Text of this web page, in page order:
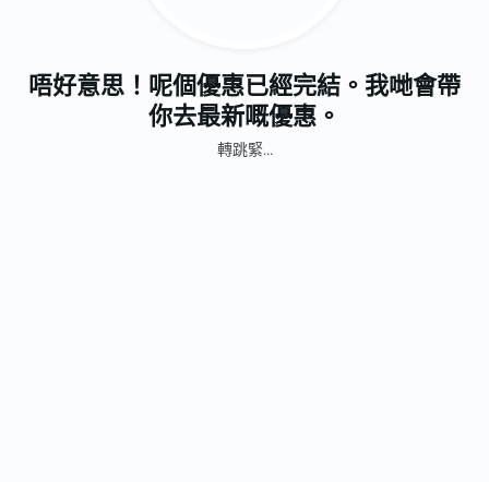
唔好意思！呢個優惠已經完結。我哋會帶
你去最新嘅優惠。
轉跳緊...